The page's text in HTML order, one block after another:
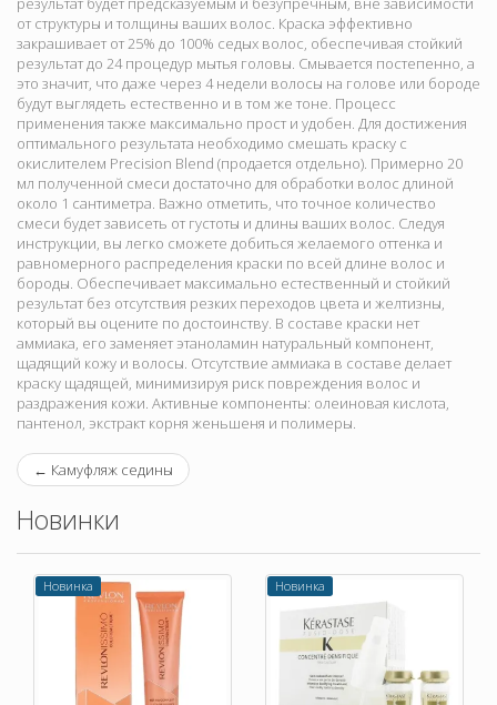
от структуры и толщины ваших волос. Краска эффективно
закрашивает от 25% до 100% седых волос, обеспечивая стойкий
результат до 24 процедур мытья головы. Смывается постепенно, а
это значит, что даже через 4 недели волосы на голове или бороде
будут выглядеть естественно и в том же тоне. Процесс
применения также максимально прост и удобен. Для достижения
оптимального результата необходимо смешать краску с
окислителем Precision Blend (продается отдельно). Примерно 20
мл полученной смеси достаточно для обработки волос длиной
около 1 сантиметра. Важно отметить, что точное количество
смеси будет зависеть от густоты и длины ваших волос. Следуя
инструкции, вы легко сможете добиться желаемого оттенка и
равномерного распределения краски по всей длине волос и
бороды. Обеспечивает максимально естественный и стойкий
результат без отсутствия резких переходов цвета и желтизны,
который вы оцените по достоинству. В составе краски нет
аммиака, его заменяет этаноламин натуральный компонент,
щадящий кожу и волосы. Отсутствие аммиака в составе делает
краску щадящей, минимизируя риск повреждения волос и
раздражения кожи. Активные компоненты: олеиновая кислота,
пантенол, экстракт корня женьшеня и полимеры.
← Камуфляж седины
Новинки
Новинка Новинка